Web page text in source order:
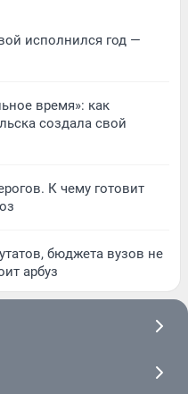
исполнился год —
время»: как
создала свой
К чему готовит
бюджета вузов не
арбуз